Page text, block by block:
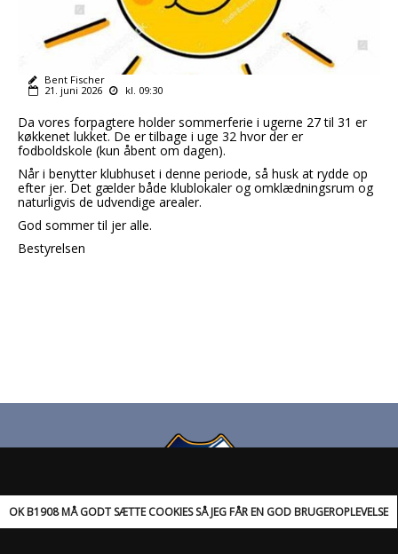
Bent Fischer
21. juni 2026
kl. 09:30
Da vores forpagtere holder sommerferie i ugerne 27 til 31 er
køkkenet lukket. De er tilbage i uge 32 hvor der er
fodboldskole (kun åbent om dagen).
Når i benytter klubhuset i denne periode, så husk at rydde op
efter jer. Det gælder både klublokaler og omklædningsrum og
naturligvis de udvendige arealer.
God sommer til jer alle.
Bestyrelsen